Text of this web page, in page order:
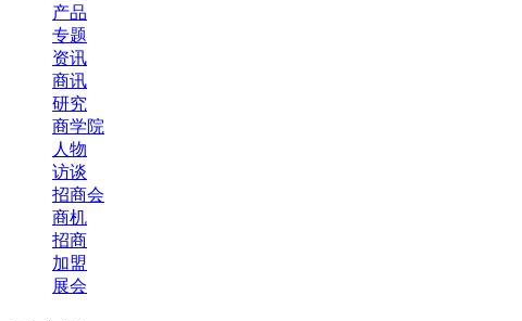
产品
专题
资讯
商讯
研究
商学院
人物
访谈
招商会
商机
招商
加盟
展会